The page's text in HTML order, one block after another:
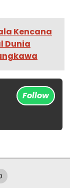
Kencana
Dunia
Follow